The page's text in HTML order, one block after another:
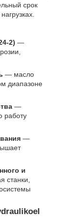
срок
2) —
— масло
диапазоне
—
работу
—
и
станки,